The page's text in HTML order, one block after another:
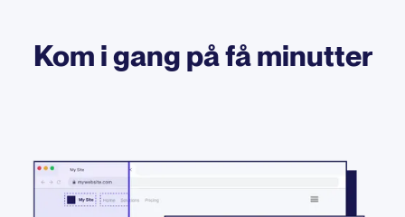
Kom i gang på få minutter